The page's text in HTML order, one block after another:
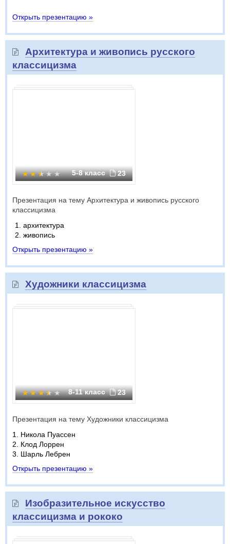
Открыть презентацию »
Архитектура и живопись русского
классицизма
5-8 класс 23
Презентация на тему Архитектура и живопись русского
классицизма
архитектура
живопись
Открыть презентацию »
Художники классицизма
8-11 класс 23
Презентация на тему Художники классицизма
1. Никола Пуассен
2. Клод Лоррен
3. Шарль Лебрен
Открыть презентацию »
Изобразительное искусство
классицизма и рококо